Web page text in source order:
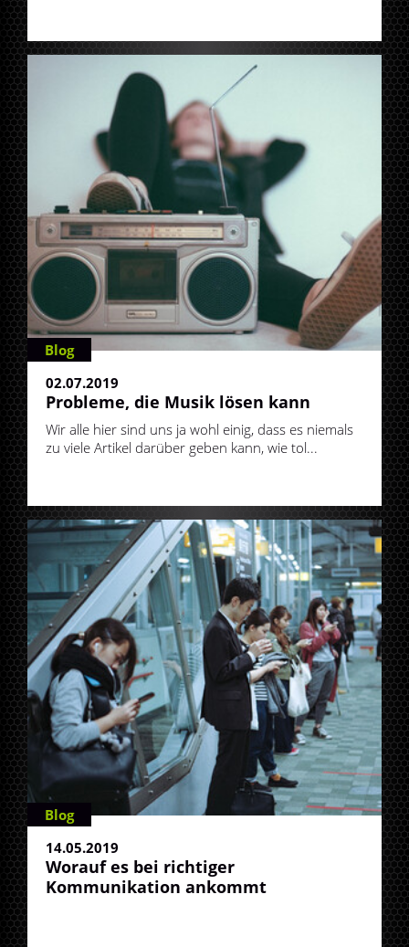
Blog
02.07.2019
Probleme, die Musik lösen kann
Wir alle hier sind uns ja wohl einig, dass es niemals
zu viele Artikel darüber geben kann, wie tol...
Blog
14.05.2019
Worauf es bei richtiger
Kommunikation ankommt